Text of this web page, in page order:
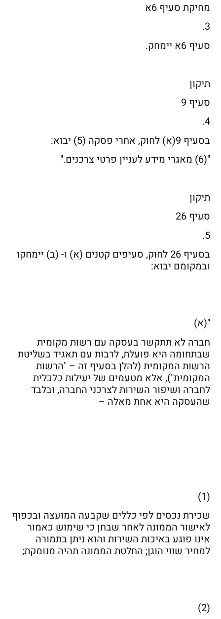
מחיקת סעיף 6א
3.
סעיף 6א יימחק.
תיקון
סעיף 9
4.
בסעיף 9(א) לחוק, אחרי פסקה (5) יבוא:
"(6) מאגרי מידע לעניין פרטי צרכנים."
תיקון
סעיף 26
5.
בסעיף 26 לחוק, סעיפים קטנים (א) ו- (ב) יימחקו
ובמקומם יבוא:
"(א)
חברה לא תתקשר בעסקה עם רשות מקומית
שבתחומה היא פועלת, לרבות עם תאגיד בשליטת
הרשות המקומית (להלן בסעיף זה – "הרשות
המקומית"), אלא מטעמים של יעילות כלכלית
לחברה ושיפור השירות לצרכני החברה, ובלבד
שהעסקה היא אחת מאלה –
(1)
שכירת נכסים לפי כללים שקבעה המועצה ובכפוף
לאישור הממונה לאחר שבחן כי שימוש כאמור
אינו פוגע באיכות השירות והוא ניתן בתמורה
למחיר שווי הוגן; החלטת הממונה תהיה מנומקת;
(2)